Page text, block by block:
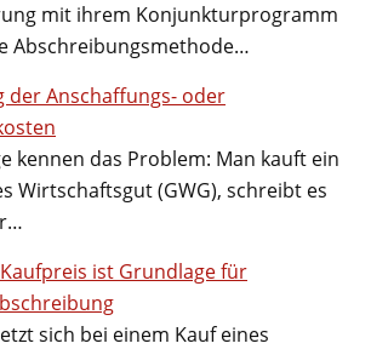
mit ihrem Konjunkturprogramm
Abschreibungsmethode…
der Anschaffungs- oder
kennen das Problem: Man kauft ein
Wirtschaftsgut (GWG), schreibt es
ist Grundlage für
sich bei einem Kauf eines